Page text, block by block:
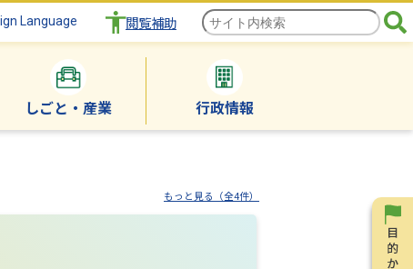
Language 閲覧補助
しごと・産業 行政情報
もっと見る（全4件）